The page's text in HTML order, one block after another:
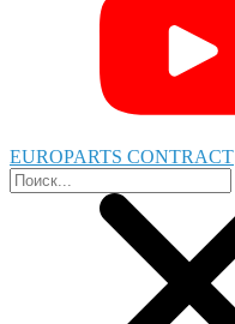
EUROPARTS CONTRACT